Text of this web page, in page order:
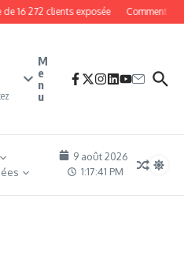
16 272 clients exposée Comment
M
e
n
u
9 août 2026
1:17:42 PM